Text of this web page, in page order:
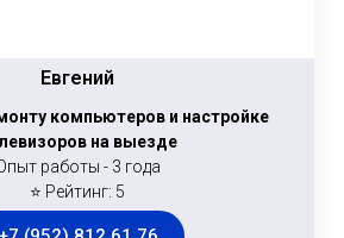
Евгений
компьютеров и настройке
на выезде
работы - 3 года
⭐ Рейтинг: 5